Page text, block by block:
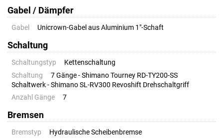
Gabel / Dämpfer
Gabel Unicrown-Gabel aus Aluminium 1"-Schaft
Schaltung
Schaltungstyp
Kettenschaltung
Schaltung
7 Gänge - Shimano Tourney RD-TY200-SS
Schaltwerk - Shimano SL-RV300 Revoshift Drehschaltgriff
Anzahl Gänge
7
Bremsen
Bremstyp
Hydraulische Scheibenbremse